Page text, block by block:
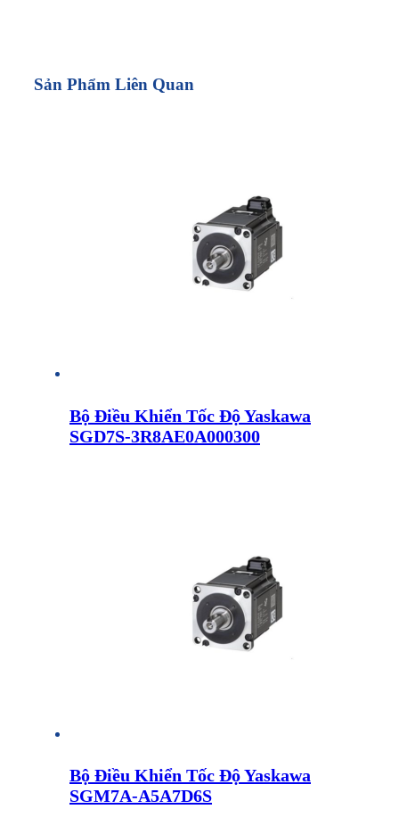
Sản Phẩm Liên Quan
Bộ Điều Khiển Tốc Độ Yaskawa
SGD7S-3R8AE0A000300
Bộ Điều Khiển Tốc Độ Yaskawa
SGM7A-A5A7D6S